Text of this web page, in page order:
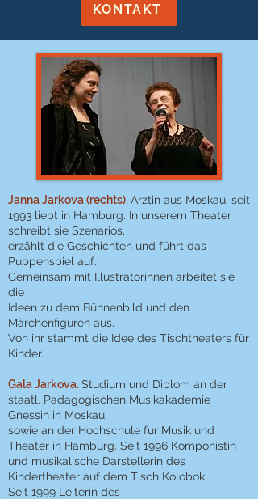
KONTAKT
Janna Jarkova (rechts). Arztin aus Moskau, seit
1993 liebt in Hamburg. In unserem Theater
schreibt sie Szenarios,
erzählt die Geschichten und führt das
Puppenspiel auf.
Gemeinsam mit Illustratorinnen arbeitet sie
die
Ideen zu dem Bühnenbild und den
Märchenfiguren aus.
Von ihr stammt die Idee des Tischtheaters für
Kinder.
Gala Jarkova. Studium und Diplom an der
staatl. Padagogischen Musikakademie
Gnessin in Moskau,
sowie an der Hochschule fur Musik und
Theater in Hamburg. Seit 1996 Komponistin
und musikalische Darstellerin des
Kindertheater auf dem Tisch Kolobok.
Seit 1999 Leiterin des